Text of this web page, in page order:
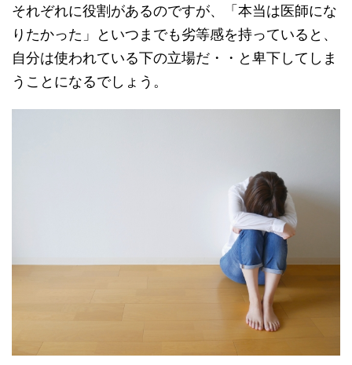
それぞれに役割があるのですが、「本当は医師にな
りたかった」といつまでも劣等感を持っていると、
自分は使われている下の立場だ・・と卑下してしま
うことになるでしょう。